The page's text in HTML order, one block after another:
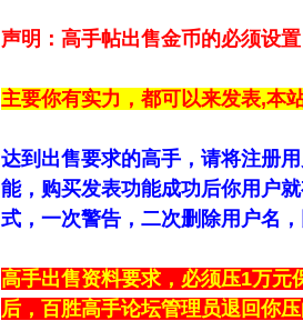
声明：高手帖出售金币的必须设
主要你有实力，都可以来发表,本
达到出售要求的高手，请将注册
能，购买发表功能成功后你用户
式，一次警告，二次删除用户名
高手出售资料要求，必须压1万元
后，百胜高手论坛管理员退回你